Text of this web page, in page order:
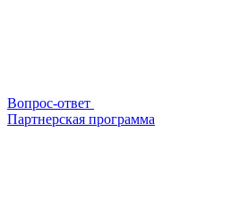
Вопрос-ответ
Партнерская программа